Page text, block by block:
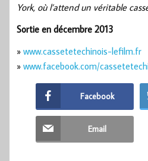
York, où l’attend un véritable
Sortie en décembre 2013
» www.cassetetechinois-lefilm.fr
» www.facebook.com/
Facebook
Email